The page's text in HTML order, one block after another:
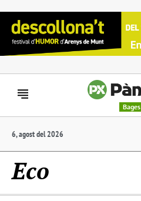
Bages
6, agost del 2026
Eco